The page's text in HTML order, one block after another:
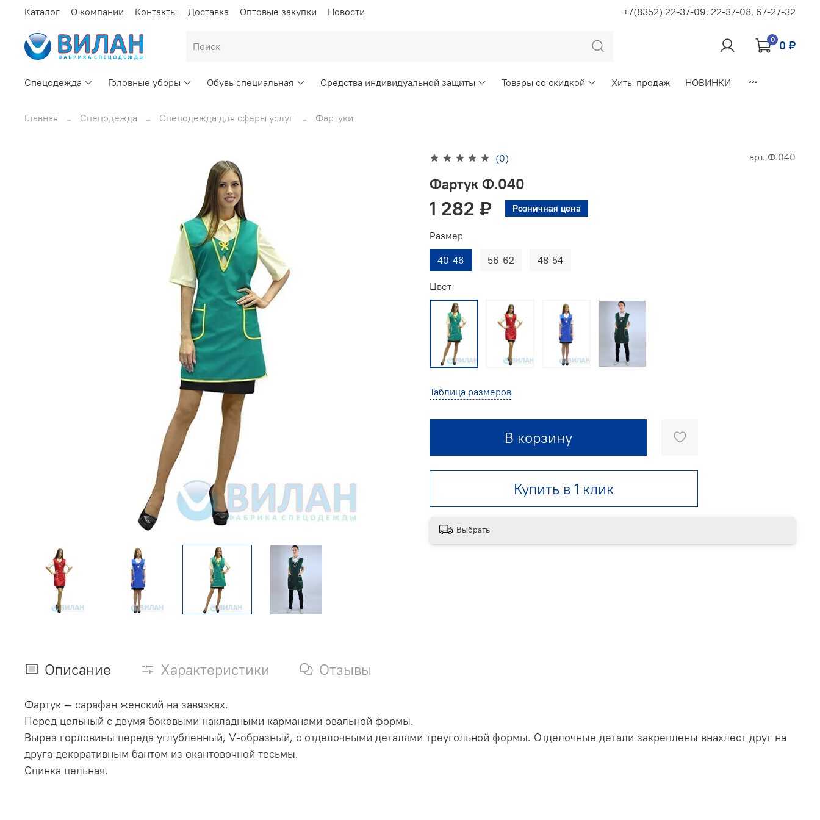
Каталог О компании Контакты Доставка Оптовые закупки Новости +7(8352) 22-37-09, 22-37-08, 67-27-32
0 0 ₽
Спецодежда Головные уборы Обувь специальная Средства индивидуальной защиты Товары со скидкой Хиты продаж НОВИНКИ
Главная Спецодежда Спецодежда для сферы услуг Фартуки
(0) арт. Ф.040
Фартук Ф.040
1 282 ₽ Розничная цена
Таблица размеров
В корзину
Купить в 1 клик
Размер
40-46
56-62 48-54
Цвет
Выбрать
Описание Характеристики Отзывы
Фартук — сарафан женский на завязках.
Перед цельный с двумя боковыми накладными карманами овальной формы.
Вырез горловины переда углубленный, V-образный, с отделочными деталями треугольной формы. Отделочные детали закреплены внахлест друг на
друга декоративным бантом из окантовочной тесьмы.
Спинка цельная.